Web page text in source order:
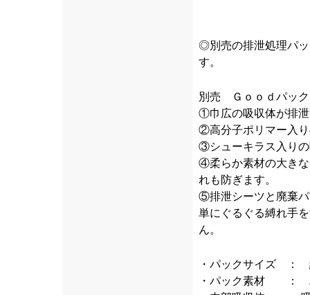
◎別売の排泄処理パ
す。
別売 Ｇｏｏｄパック
①巾広の吸収体が排
②高分子ポリマー入
③シューキラス入り
④柔らか素材の大き
れも防ぎます。
⑤排泄シーツと廃棄
単にぐるぐる縛れ手
ん。
・パックサイズ ：
・パック素材 ：